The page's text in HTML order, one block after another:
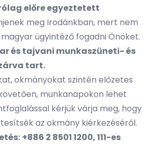
előre egyeztetett
meg Irodánkban, mert nem
ügyintéző fogadni Önöket.
és tajvani munkaszüneti- és
tart.
okmányokat szintén előzetes
munkanapokon lehet
kérjük várja meg, hogy
az okmány kiérkezéséről.
+886 2 8501 1200, 111-es